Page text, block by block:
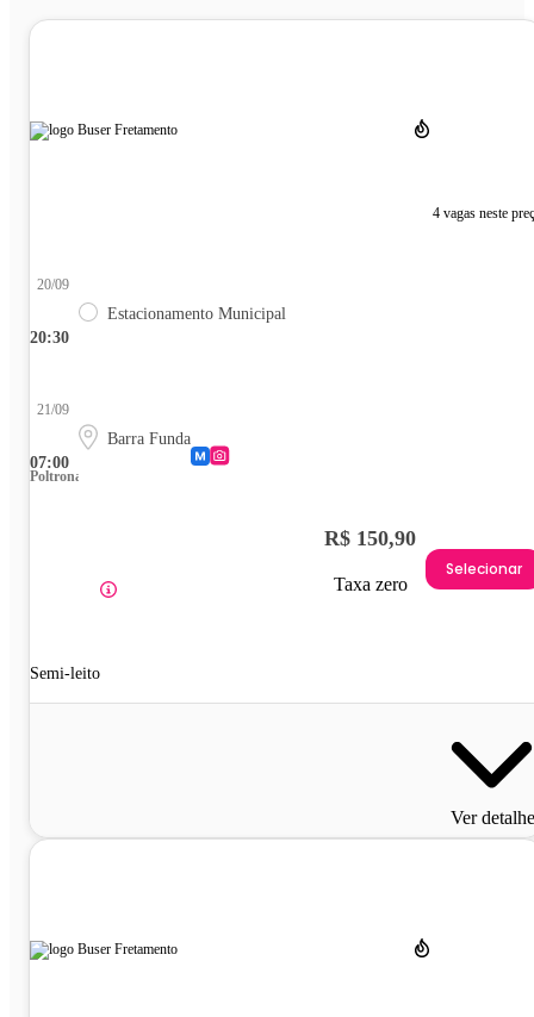
4 vagas neste
20:30
20/09
Estacionamento Municipal
07:00
21/09
Barra Funda
Poltrona
Semi-leito
R$ 150,90
Taxa zero
Selecionar
Ver